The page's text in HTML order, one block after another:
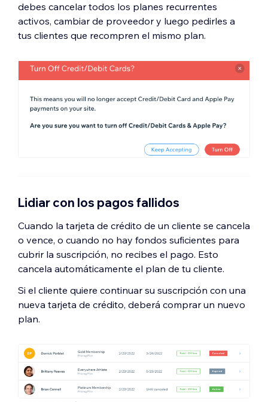
debes cancelar todos los planes recurrentes
activos, cambiar de proveedor y luego pedirles a
tus clientes que recompren el mismo plan.
Lidiar con los pagos fallidos
Cuando la tarjeta de crédito de un cliente se cancela
o vence, o cuando no hay fondos suficientes para
cubrir la suscripción, no recibes el pago. Esto
cancela automáticamente el plan de tu cliente.
Si el cliente quiere continuar su suscripción con una
nueva tarjeta de crédito, deberá comprar un nuevo
plan.